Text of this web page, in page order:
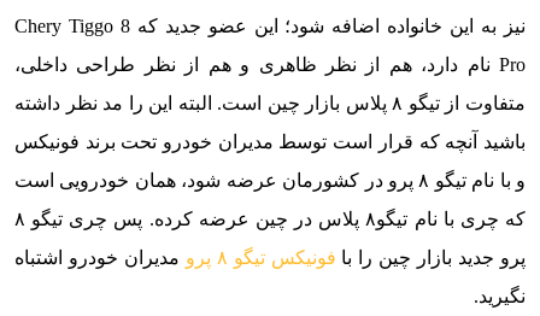
نیز به این خانواده اضافه شود؛ این عضو جدید که Chery Tiggo 8
Pro نام دارد، هم از نظر ظاهری و هم از نظر طراحی داخلی،
متفاوت از تیگو ۸ پلاس بازار چین است. البته این را مد نظر داشته
باشید آنچه که قرار است توسط مدیران خودرو تحت برند فونیکس
و با نام تیگو ۸ پرو در کشورمان عرضه شود، همان خودرویی است
که چری با نام تیگو۸ پلاس در چین عرضه کرده. پس چری تیگو ۸
پرو جدید بازار چین را با فونیکس تیگو ۸ پرو
مدیران خودرو اشتباه
نگیرید.